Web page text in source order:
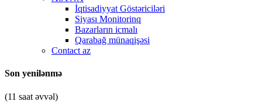
İqtisadiyyat Göstəriciləri
Siyası Monitorinq
Bazarların icmalı
Qarabağ münaqişəsi
Contact az
Son yenilənmə
(11 saat əvvəl)